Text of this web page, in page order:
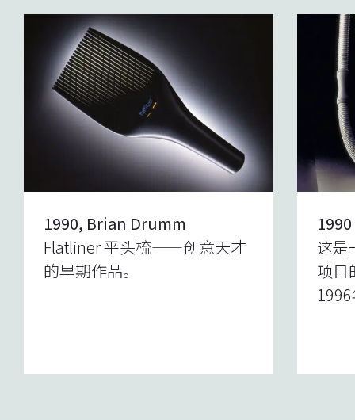
2000s
2010s
2020s
1990, Brian Drumm
Flatliner 平头梳——创意天才
的早期作品。
这是
项目